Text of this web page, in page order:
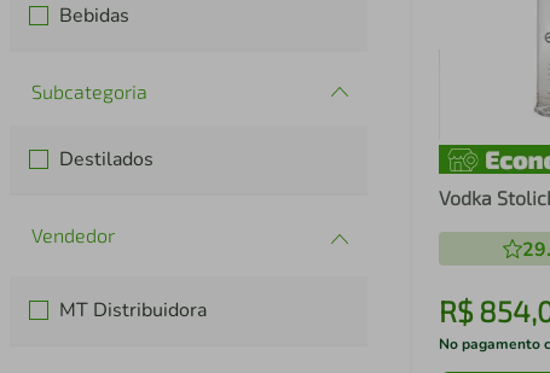
Bebidas
Subcategoria
Destilados
MT Distribuidora
Vodka
R$ 854,
No pagamento